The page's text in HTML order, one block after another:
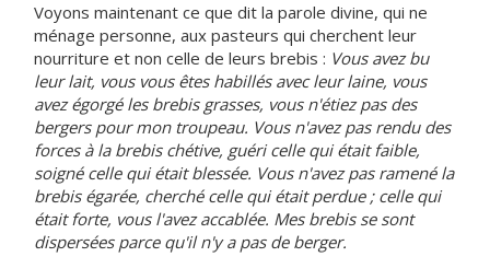
Voyons maintenant ce que dit la parole divine, qui ne
ménage personne, aux pasteurs qui cherchent leur
nourriture et non celle de leurs brebis : Vous avez bu
leur lait, vous vous êtes habillés avec leur laine, vous
avez égorgé les brebis grasses, vous n'étiez pas des
bergers pour mon troupeau. Vous n'avez pas rendu des
forces à la brebis chétive, guéri celle qui était faible,
soigné celle qui était blessée. Vous n'avez pas ramené la
brebis égarée, cherché celle qui était perdue ; celle qui
était forte, vous l'avez accablée. Mes brebis se sont
dispersées parce qu'il n'y a pas de berger.